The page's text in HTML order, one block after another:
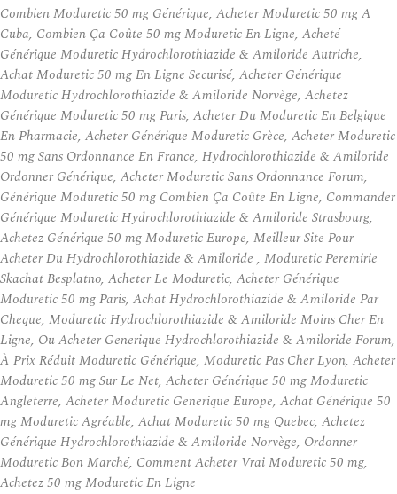
Combien Moduretic 50 mg Générique, Acheter Moduretic 50 mg A
Cuba, Combien Ça Coûte 50 mg Moduretic En Ligne, Acheté
Générique Moduretic Hydrochlorothiazide & Amiloride Autriche,
Achat Moduretic 50 mg En Ligne Securisé, Acheter Générique
Moduretic Hydrochlorothiazide & Amiloride Norvège, Achetez
Générique Moduretic 50 mg Paris, Acheter Du Moduretic En Belgique
En Pharmacie, Acheter Générique Moduretic Grèce, Acheter Moduretic
50 mg Sans Ordonnance En France, Hydrochlorothiazide & Amiloride
Ordonner Générique, Acheter Moduretic Sans Ordonnance Forum,
Générique Moduretic 50 mg Combien Ça Coûte En Ligne, Commander
Générique Moduretic Hydrochlorothiazide & Amiloride Strasbourg,
Achetez Générique 50 mg Moduretic Europe, Meilleur Site Pour
Acheter Du Hydrochlorothiazide & Amiloride , Moduretic Peremirie
Skachat Besplatno, Acheter Le Moduretic, Acheter Générique
Moduretic 50 mg Paris, Achat Hydrochlorothiazide & Amiloride Par
Cheque, Moduretic Hydrochlorothiazide & Amiloride Moins Cher En
Ligne, Ou Acheter Generique Hydrochlorothiazide & Amiloride Forum,
À Prix Réduit Moduretic Générique, Moduretic Pas Cher Lyon, Acheter
Moduretic 50 mg Sur Le Net, Acheter Générique 50 mg Moduretic
Angleterre, Acheter Moduretic Generique Europe, Achat Générique 50
mg Moduretic Agréable, Achat Moduretic 50 mg Quebec, Achetez
Générique Hydrochlorothiazide & Amiloride Norvège, Ordonner
Moduretic Bon Marché, Comment Acheter Vrai Moduretic 50 mg,
Achetez 50 mg Moduretic En Ligne